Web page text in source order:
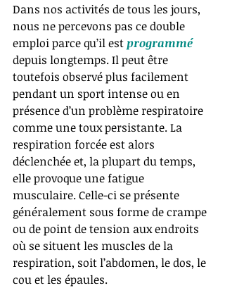
Dans nos activités de tous les jours,
nous ne percevons pas ce double
emploi parce qu’il est programmé
depuis longtemps. Il peut être
toutefois observé plus facilement
pendant un sport intense ou en
présence d’un problème respiratoire
comme une toux persistante. La
respiration forcée est alors
déclenchée et, la plupart du temps,
elle provoque une fatigue
musculaire. Celle-ci se présente
généralement sous forme de crampe
ou de point de tension aux endroits
où se situent les muscles de la
respiration, soit l’abdomen, le dos, le
cou et les épaules.